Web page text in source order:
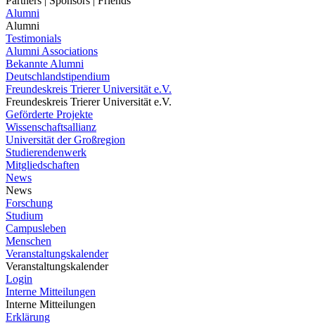
Alumni
Alumni
Testimonials
Alumni Associations
Bekannte Alumni
Deutschlandstipendium
Freundeskreis Trierer Universität e.V.
Freundeskreis Trierer Universität e.V.
Geförderte Projekte
Wissenschaftsallianz
Universität der Großregion
Studierendenwerk
Mitgliedschaften
News
News
Forschung
Studium
Campusleben
Menschen
Veranstaltungskalender
Veranstaltungskalender
Login
Interne Mitteilungen
Interne Mitteilungen
Erklärung